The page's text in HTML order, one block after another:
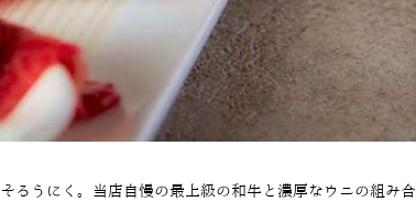
るうにく。当店自慢の最上級の和牛と濃厚なウニの組み合